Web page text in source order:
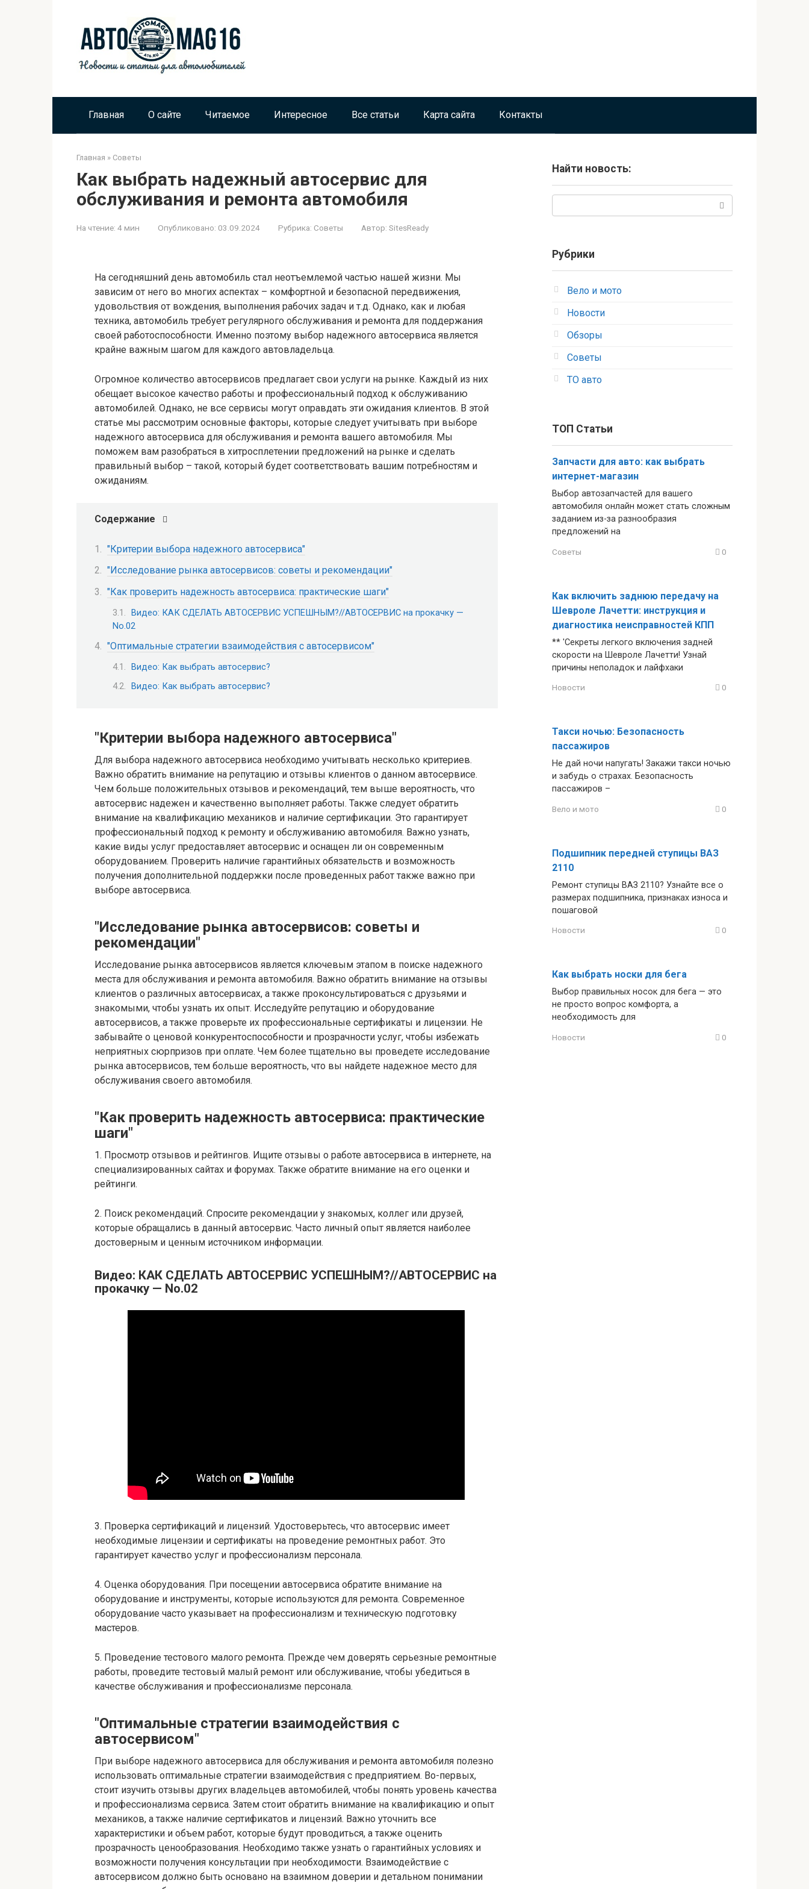
Главная О сайте Читаемое Интересное Все статьи Карта сайта Контакты
Главная » Советы
Как выбрать надежный автосервис для
обслуживания и ремонта автомобиля
На чтение: 4 мин Опубликовано: 03.09.2024 Рубрика: Советы Автор: SitesReady
На сегодняшний день автомобиль стал неотъемлемой частью нашей жизни. Мы
зависим от него во многих аспектах – комфортной и безопасной передвижения,
удовольствия от вождения, выполнения рабочих задач и т.д. Однако, как и любая
техника, автомобиль требует регулярного обслуживания и ремонта для поддержания
своей работоспособности. Именно поэтому выбор надежного автосервиса является
крайне важным шагом для каждого автовладельца.
Огромное количество автосервисов предлагает свои услуги на рынке. Каждый из них
обещает высокое качество работы и профессиональный подход к обслуживанию
автомобилей. Однако, не все сервисы могут оправдать эти ожидания клиентов. В этой
статье мы рассмотрим основные факторы, которые следует учитывать при выборе
надежного автосервиса для обслуживания и ремонта вашего автомобиля. Мы
поможем вам разобраться в хитросплетении предложений на рынке и сделать
правильный выбор – такой, который будет соответствовать вашим потребностям и
ожиданиям.
Содержание
"Критерии выбора надежного автосервиса"
"Исследование рынка автосервисов: советы и рекомендации"
"Как проверить надежность автосервиса: практические шаги"
Видео: КАК СДЕЛАТЬ АВТОСЕРВИС УСПЕШНЫМ?//АВТОСЕРВИС на прокачку —
No.02
"Оптимальные стратегии взаимодействия с автосервисом"
Видео: Как выбрать автосервис?
Видео: Как выбрать автосервис?
"Критерии выбора надежного автосервиса"
Для выбора надежного автосервиса необходимо учитывать несколько критериев.
Важно обратить внимание на репутацию и отзывы клиентов о данном автосервисе.
Чем больше положительных отзывов и рекомендаций, тем выше вероятность, что
автосервис надежен и качественно выполняет работы. Также следует обратить
внимание на квалификацию механиков и наличие сертификации. Это гарантирует
профессиональный подход к ремонту и обслуживанию автомобиля. Важно узнать,
какие виды услуг предоставляет автосервис и оснащен ли он современным
оборудованием. Проверить наличие гарантийных обязательств и возможность
получения дополнительной поддержки после проведенных работ также важно при
выборе автосервиса.
"Исследование рынка автосервисов: советы и
рекомендации"
Исследование рынка автосервисов является ключевым этапом в поиске надежного
места для обслуживания и ремонта автомобиля. Важно обратить внимание на отзывы
клиентов о различных автосервисах, а также проконсультироваться с друзьями и
знакомыми, чтобы узнать их опыт. Исследуйте репутацию и оборудование
автосервисов, а также проверьте их профессиональные сертификаты и лицензии. Не
забывайте о ценовой конкурентоспособности и прозрачности услуг, чтобы избежать
неприятных сюрпризов при оплате. Чем более тщательно вы проведете исследование
рынка автосервисов, тем больше вероятность, что вы найдете надежное место для
обслуживания своего автомобиля.
"Как проверить надежность автосервиса: практические
шаги"
1. Просмотр отзывов и рейтингов. Ищите отзывы о работе автосервиса в интернете, на
специализированных сайтах и форумах. Также обратите внимание на его оценки и
рейтинги.
2. Поиск рекомендаций. Спросите рекомендации у знакомых, коллег или друзей,
которые обращались в данный автосервис. Часто личный опыт является наиболее
достоверным и ценным источником информации.
Видео: КАК СДЕЛАТЬ АВТОСЕРВИС УСПЕШНЫМ?//АВТОСЕРВИС на
прокачку — No.02
3. Проверка сертификаций и лицензий. Удостоверьтесь, что автосервис имеет
необходимые лицензии и сертификаты на проведение ремонтных работ. Это
гарантирует качество услуг и профессионализм персонала.
4. Оценка оборудования. При посещении автосервиса обратите внимание на
оборудование и инструменты, которые используются для ремонта. Современное
оборудование часто указывает на профессионализм и техническую подготовку
мастеров.
5. Проведение тестового малого ремонта. Прежде чем доверять серьезные ремонтные
работы, проведите тестовый малый ремонт или обслуживание, чтобы убедиться в
качестве обслуживания и профессионализме персонала.
"Оптимальные стратегии взаимодействия с
автосервисом"
При выборе надежного автосервиса для обслуживания и ремонта автомобиля полезно
использовать оптимальные стратегии взаимодействия с предприятием. Во-первых,
стоит изучить отзывы других владельцев автомобилей, чтобы понять уровень качества
и профессионализма сервиса. Затем стоит обратить внимание на квалификацию и опыт
механиков, а также наличие сертификатов и лицензий. Важно уточнить все
характеристики и объем работ, которые будут проводиться, а также оценить
прозрачность ценообразования. Необходимо также узнать о гарантийных условиях и
возможности получения консультации при необходимости. Взаимодействие с
автосервисом должно быть основано на взаимном доверии и детальном понимании
Найти новость:
Рубрики
Вело и мото
Новости
Обзоры
Советы
ТО авто
ТОП Статьи
Запчасти для авто: как выбрать
интернет-магазин
Выбор автозапчастей для вашего
автомобиля онлайн может стать сложным
заданием из-за разнообразия
предложений на
Советы 0
Как включить заднюю передачу на
Шевроле Лачетти: инструкция и
диагностика неисправностей КПП
** 'Секреты легкого включения задней
скорости на Шевроле Лачетти! Узнай
причины неполадок и лайфхаки
Новости 0
Такси ночью: Безопасность
пассажиров
Не дай ночи напугать! Закажи такси ночью
и забудь о страхах. Безопасность
пассажиров –
Вело и мото 0
Подшипник передней ступицы ВАЗ
2110
Ремонт ступицы ВАЗ 2110? Узнайте все о
размерах подшипника, признаках износа и
пошаговой
Новости 0
Как выбрать носки для бега
Выбор правильных носок для бега — это
не просто вопрос комфорта, а
необходимость для
Новости 0